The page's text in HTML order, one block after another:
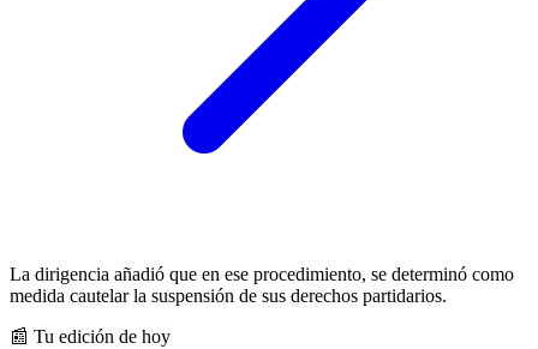
La dirigencia añadió que en ese procedimiento, se determinó como
medida cautelar la suspensión de sus derechos partidarios.
📰 Tu edición de hoy